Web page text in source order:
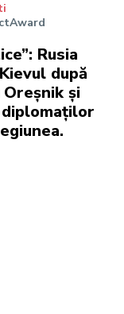
Rusia
după
și